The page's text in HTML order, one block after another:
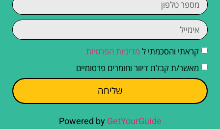
קראתי והסכמתי ל מדיניות הפרטיות
מאשר/ת קבלת דיוור וחומרים פרסומיים
שליחה
Powered by GetYourGuide